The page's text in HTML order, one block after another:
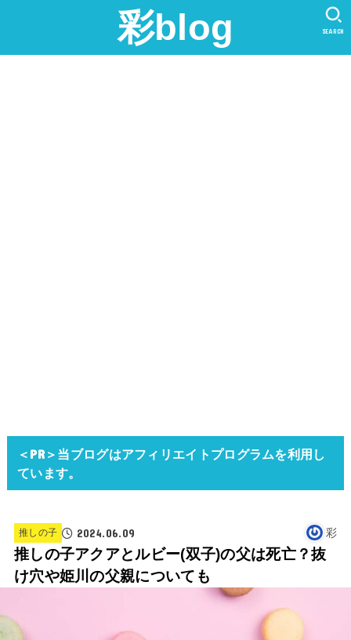
彩blog SEARCH
＜PR＞当ブログはアフィリエイトプログラムを利用し
ています。
推しの子 2024.06.09 彩
推しの子アクアとルビー(双子)の父は死亡？抜
け穴や姫川の父親についても